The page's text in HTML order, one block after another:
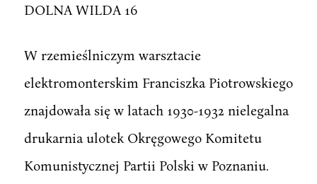
DOLNA WILDA 16
W rzemieślniczym warsztacie
elektromonterskim Franciszka Piotrowskiego
znajdowała się w latach 1930-1932 nielegalna
drukarnia ulotek Okręgowego Komitetu
Komunistycznej Partii Polski w Poznaniu.